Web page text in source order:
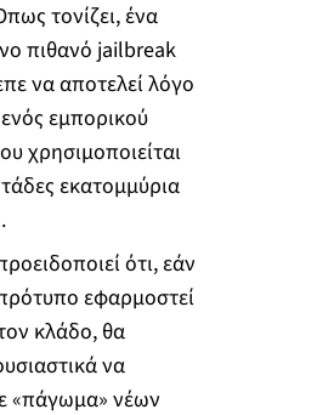
τονίζει, ένα
πιθανό jailbreak
να αποτελεί λόγο
εμπορικού
χρησιμοποιείται
εκατομμύρια
ότι, εάν
εφαρμοστεί
κλάδο, θα
να
«πάγωμα» νέων